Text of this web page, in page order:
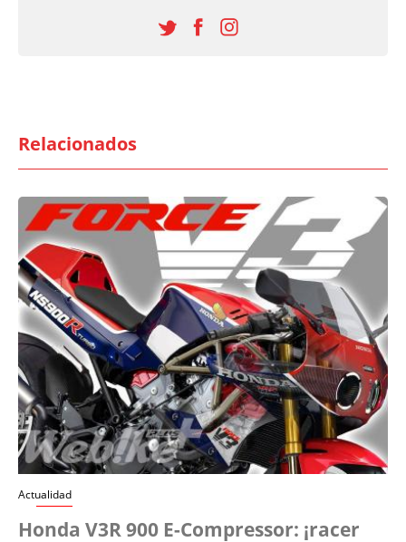
Relacionados
Actualidad
Honda V3R 900 E-Compressor: ¡racer